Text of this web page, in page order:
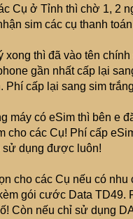
Cụ ở Tỉnh thì chờ 1, 2
sim các cụ thanh
xong thì đã vào tên chính
gần nhất cấp lại
Phí cấp lại sang sim
máy có eSim thì bên e
cho các Cụ! Phí cấp
sử dụng được luôn!
cho các Cụ nếu có nhu
gói cước Data TD49.
Còn nếu chỉ sử dụng